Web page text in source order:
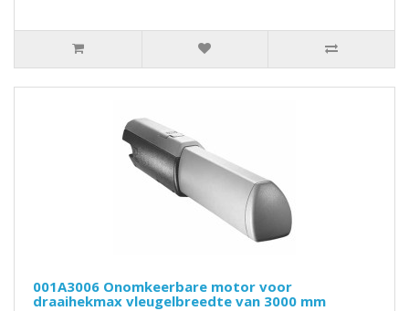
001A3006 Onomkeerbare motor voor
draaihekmax vleugelbreedte van 3000 mm